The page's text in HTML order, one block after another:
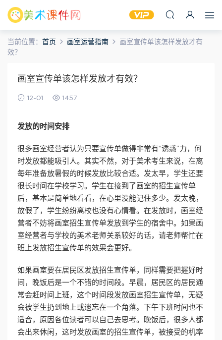
当前位置： 首页 画室运营指南
画室宣传单该怎样发放才有
效？
画室宣传单该怎样发放才有效？
12-01 1457
发放的时间安排
很多画室经营者认为只要宣传单做得非常有“诱惑”力，何
时发放都能吸引人。其实不然，对于美术考生来说，在离
每年准备放暑假的时候发放比较合适。发太早，学生还要
很长时间在学校学习。学生在接到了画室的招生宣传单
后，基本是简单地看看，在心里没能记住多少。发太晚，
放假了，学生纷纷离校也没有心情看。在发放时，画室经
营者不妨将画室招生宣传单发放到学生的宿舍中。如果画
室经营者与学校的美术老师关系较好的话，请老师帮忙在
班上发放招生宣传单的效果会更好。
如果画室要在居民区发放招生宣传单，同样需要把握好时
间，晚饭后是一个不错的时间段。早晨，居民区的居民通
常会赶时间上班，这个时间段发放画室招生宣传单，无疑
会被学生扔到地上或遗忘在一个角落。下午下班时间也不
适合，原因各位读者可以自己去思考。晚饭后，很多人都
会出来休闲，这时发放画室的招生宣传单，被接受的机率